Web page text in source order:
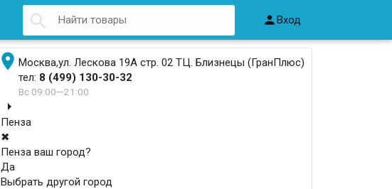
 Вход
 Москва,ул. Лескова 19А стр. 02 ТЦ. Близнецы (ГранПлюс)
тел: 8 (499) 130-30-32
Вс 09:00—21:00
arrow_right
Пенза
✖
Пенза ваш город?
Да
Выбрать другой город